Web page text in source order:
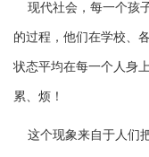
现代社会，每一个孩
的过程，他们在学校、各
状态平均在每一个人身
累、 烦 ！
这个现象来自于人们